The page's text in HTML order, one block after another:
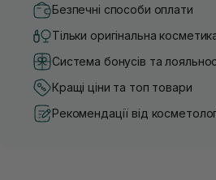
Безпечні способи оплати
Тільки оригінальна
Система бонусів та
Кращі ціни та топ товари
Рекомендації від